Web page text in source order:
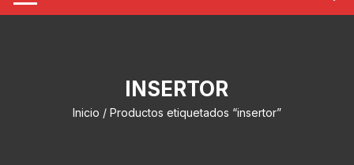
INSERTOR
Inicio / Productos etiquetados “insertor”